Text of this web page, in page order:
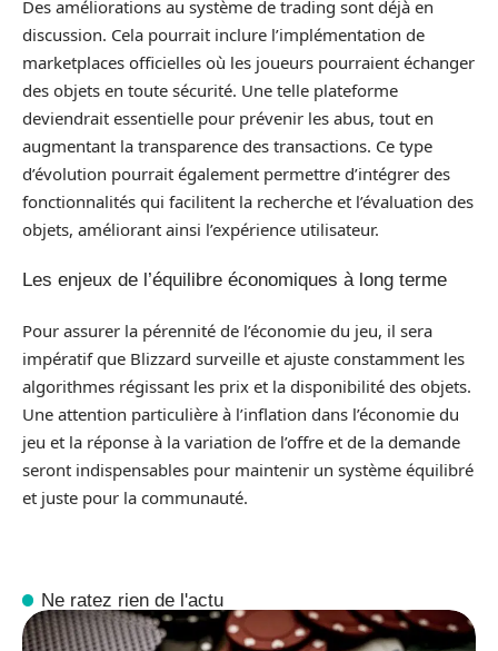
Des améliorations au système de trading sont déjà en
discussion. Cela pourrait inclure l’implémentation de
marketplaces officielles où les joueurs pourraient échanger
des objets en toute sécurité. Une telle plateforme
deviendrait essentielle pour prévenir les abus, tout en
augmentant la transparence des transactions. Ce type
d’évolution pourrait également permettre d’intégrer des
fonctionnalités qui facilitent la recherche et l’évaluation des
objets, améliorant ainsi l’expérience utilisateur.
Les enjeux de l’équilibre économiques à long terme
Pour assurer la pérennité de l’économie du jeu, il sera
impératif que Blizzard surveille et ajuste constamment les
algorithmes régissant les prix et la disponibilité des objets.
Une attention particulière à l’inflation dans l’économie du
jeu et la réponse à la variation de l’offre et de la demande
seront indispensables pour maintenir un système équilibré
et juste pour la communauté.
Ne ratez rien de l'actu